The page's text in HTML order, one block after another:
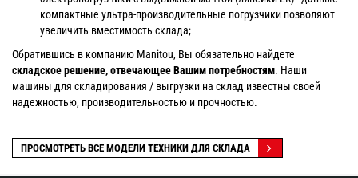
компактные ультра-производительные погрузчики позволяют
увеличить вместимость склада;
Обратившись в компанию Manitou, Вы обязательно найдете
складское решение, отвечающее Вашим потребностям. Наши
машины для складирования / выгрузки на склад известны своей
надежностью, производительностью и прочностью.
ПРОСМОТРЕТЬ ВСЕ МОДЕЛИ ТЕХНИКИ ДЛЯ СКЛАДА